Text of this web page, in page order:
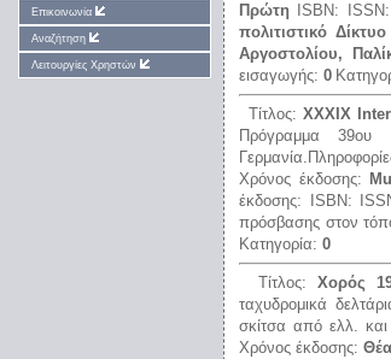
Επικοινωνία
Αναζήτηση
Λειτουργίες Χρηστών
Πρώτη
ISBN: ISSN:
πολιτιστικό
Αργοστολίου,
εισαγωγής: 0
Τίτλος: ΧΧΧΙΧ
Πρόγραμμα 39ου
Χρόνος έκδοσης:
έκδοσης:
ISBN:
πρόσβασης στον
Κατηγορία: 0
Τίτλος:Χορός
ταχυδρομικά
σκίτσα από ελλ.
Χρόνος έκδοσης: